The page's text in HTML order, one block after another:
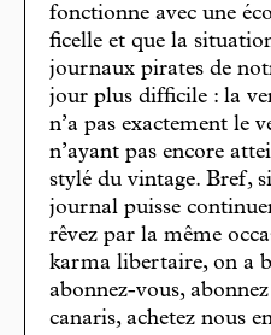
fonctionne avec une
ficelle et que la
journaux pirates de
jour plus difficile : la
n’a pas exactement le
n’ayant pas encore
stylé du vintage. Bref,
journal puisse
rêvez par la même
karma libertaire, on a
abonnez-vous,
canaris, achetez nous